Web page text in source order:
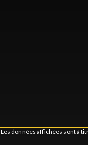
Les données affichées sont à